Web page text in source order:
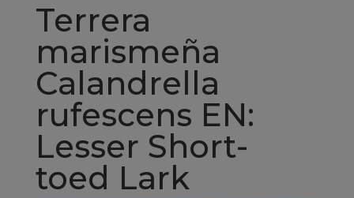
Terrera
marismeña
Calandrella
rufescens EN:
Lesser Short-
toed Lark